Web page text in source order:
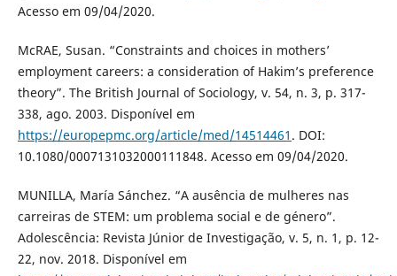
Acesso em 09/04/2020.
McRAE, Susan. “Constraints and choices in mothers’
employment careers: a consideration of Hakim’s preference
theory”. The British Journal of Sociology, v. 54, n. 3, p. 317-
338, ago. 2003. Disponível em
https://europepmc.org/article/med/14514461 . DOI:
10.1080/0007131032000111848. Acesso em 09/04/2020.
MUNILLA, María Sánchez. “A ausência de mulheres nas
carreiras de STEM: um problema social e de género”.
Adolescência: Revista Júnior de Investigação, v. 5, n. 1, p. 12-
22, nov. 2018. Disponível em